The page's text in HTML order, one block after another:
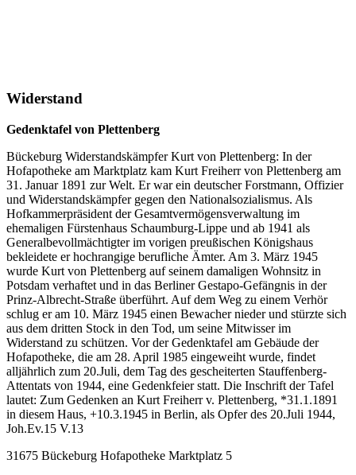
Widerstand
Gedenktafel von Plettenberg
Bückeburg Widerstandskämpfer Kurt von Plettenberg: In der
Hofapotheke am Marktplatz kam Kurt Freiherr von Plettenberg am
31. Januar 1891 zur Welt. Er war ein deutscher Forstmann, Offizier
und Widerstandskämpfer gegen den Nationalsozialismus. Als
Hofkammerpräsident der Gesamtvermögensverwaltung im
ehemaligen Fürstenhaus Schaumburg-Lippe und ab 1941 als
Generalbevollmächtigter im vorigen preußischen Königshaus
bekleidete er hochrangige berufliche Ämter. Am 3. März 1945
wurde Kurt von Plettenberg auf seinem damaligen Wohnsitz in
Potsdam verhaftet und in das Berliner Gestapo-Gefängnis in der
Prinz-Albrecht-Straße überführt. Auf dem Weg zu einem Verhör
schlug er am 10. März 1945 einen Bewacher nieder und stürzte sich
aus dem dritten Stock in den Tod, um seine Mitwisser im
Widerstand zu schützen. Vor der Gedenktafel am Gebäude der
Hofapotheke, die am 28. April 1985 eingeweiht wurde, findet
alljährlich zum 20.Juli, dem Tag des gescheiterten Stauffenberg-
Attentats von 1944, eine Gedenkfeier statt. Die Inschrift der Tafel
lautet: Zum Gedenken an Kurt Freiherr v. Plettenberg, *31.1.1891
in diesem Haus, +10.3.1945 in Berlin, als Opfer des 20.Juli 1944,
Joh.Ev.15 V.13
31675 Bückeburg Hofapotheke Marktplatz 5